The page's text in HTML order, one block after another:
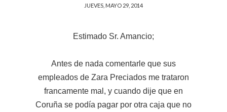
JUEVES, MAYO 29, 2014
Estimado Sr. Amancio;
Antes de nada comentarle que sus
empleados de Zara Preciados me trataron
francamente mal, y cuando dije que en
Coruña se podía pagar por otra caja que no